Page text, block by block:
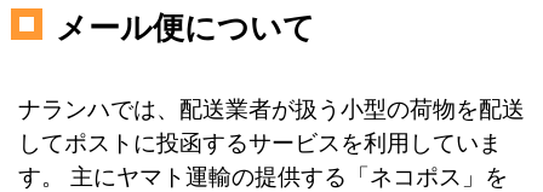
メール便について
ナランハでは、配送業者が扱う小型の荷物を配送
してポストに投函するサービスを利用していま
す。 主にヤマト運輸の提供する「ネコポス」を